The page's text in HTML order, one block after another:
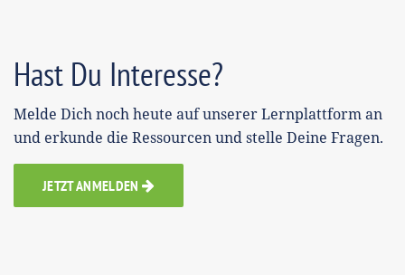
Hast Du Interesse?
Melde Dich noch heute auf unserer Lernplattform an
und erkunde die Ressourcen und stelle Deine Fragen.
JETZT ANMELDEN